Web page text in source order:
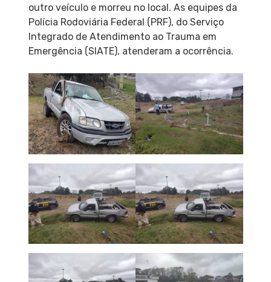
outro veículo e morreu no local. As equipes da
Polícia Rodoviária Federal (PRF), do Serviço
Integrado de Atendimento ao Trauma em
Emergência (SIATE), atenderam a ocorrência.